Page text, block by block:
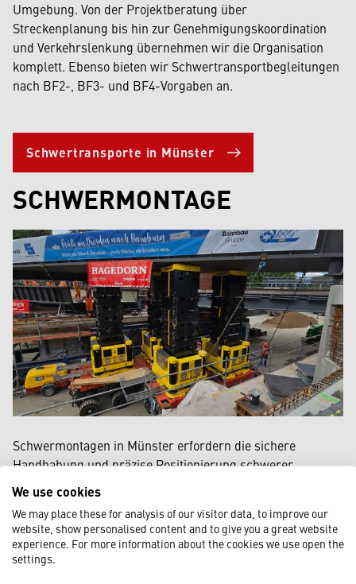
Umgebung. Von der Projektberatung über
Streckenplanung bis hin zur Genehmigungskoordination
und Verkehrslenkung übernehmen wir die Organisation
komplett. Ebenso bieten wir Schwertransportbegleitungen
nach BF2-, BF3- und BF4-Vorgaben an.
Schwertransporte in Münster
SCHWERMONTAGE
Schwermontagen in Münster erfordern die sichere
Handhabung und präzise Positionierung schwerer
Anlagen, etwa in Gewerbeparks, Produktionsstätten oder
bei städtischen Infrastrukturprojekten. Dabei sind Technik,
Planung und Koordination entscheidend. Wir setzen
moderne Schwerlasttechnik ein, darunter SPMT,
Verschubbahnen und modulare Hubsysteme. Digitale
We use cookies
We may place these for analysis of our visitor data, to improve our
website, show personalised content and to give you a great website
experience. For more information about the cookies we use open the
settings.